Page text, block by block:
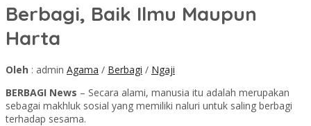
Berbagi, Baik Ilmu Maupun
Harta
Oleh : admin Agama / Berbagi / Ngaji
BERBAGI News – Secara alami, manusia itu adalah merupakan
sebagai makhluk sosial yang memiliki naluri untuk saling berbagi
terhadap sesama.